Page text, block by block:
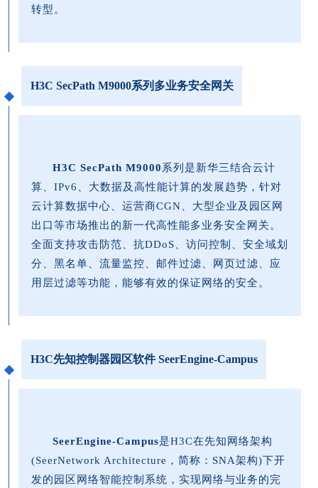
转型。
H3C SecPath M9000系列多业务安全网关
H3C SecPath M9000系列是新华三结合云计
算、IPv6、大数据及高性能计算的发展趋势，针对
云计算数据中心、运营商CGN、大型企业及园区网
出口等市场推出的新一代高性能多业务安全网关。
全面支持攻击防范、抗DDoS、访问控制、安全域划
分、黑名单、流量监控、邮件过滤、网页过滤、应
用层过滤等功能，能够有效的保证网络的安全。
H3C先知控制器园区软件 SeerEngine-Campus
SeerEngine-Campus是H3C在先知网络架构
(SeerNetwork Architecture，简称：SNA架构)下开
发的园区网络智能控制系统，实现网络与业务的完